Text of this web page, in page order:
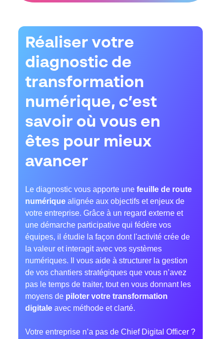
Réaliser votre
diagnostic de
transformation
numérique, c’est
savoir où vous en
êtes pour mieux
avancer
Le diagnostic vous apporte unefeuille de route
numérique alignée aux objectifs et enjeux de
votre entreprise. Grâce à un regard externe et
une démarche participative qui fédère vos
équipes, il étudie la façon dont l'activité crée de
la valeur et interagit avec vos systèmes
numériques. Il vous aide à structurer la gestion
de vos chantiers stratégiques que vous n’avez
pas le temps de traiter, tout en vous donnant les
moyens de piloter votre transformation
digitale avec méthode et clarté.
Votre entreprise n’a pas de Chief Digital Officer ?